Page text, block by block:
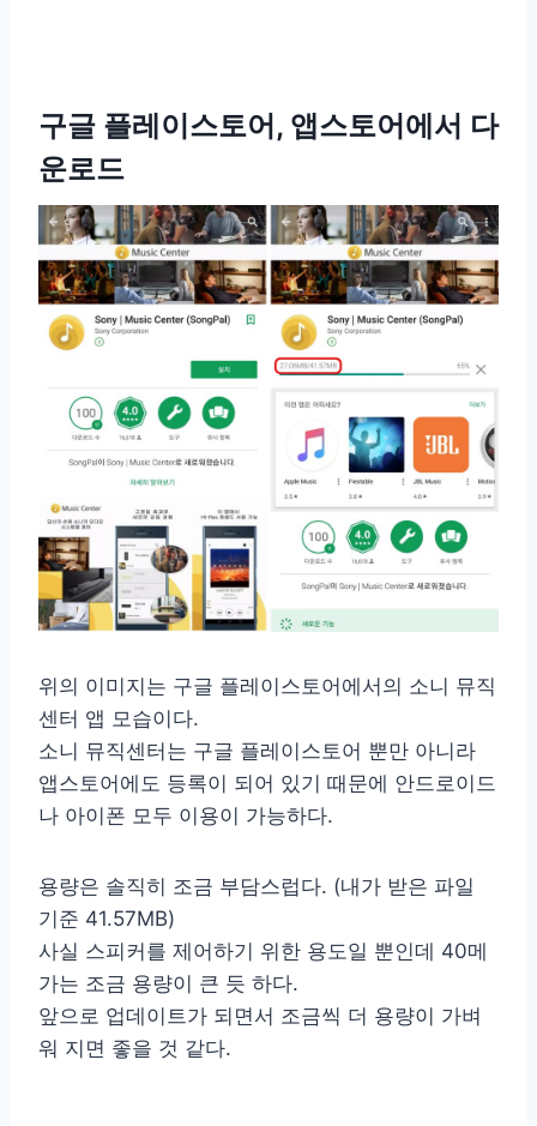
구글 플레이스토어, 앱스토어에서 다
운로드
위의 이미지는 구글 플레이스토어에서의 소니 뮤직
센터 앱 모습이다.
소니 뮤직센터는 구글 플레이스토어 뿐만 아니라
앱스토어에도 등록이 되어 있기 때문에 안드로이드
나 아이폰 모두 이용이 가능하다.
용량은 솔직히 조금 부담스럽다. (내가 받은 파일
기준 41.57MB)
사실 스피커를 제어하기 위한 용도일 뿐인데 40메
가는 조금 용량이 큰 듯 하다.
앞으로 업데이트가 되면서 조금씩 더 용량이 가벼
워 지면 좋을 것 같다.